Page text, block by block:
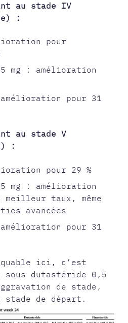
au stade IV
:
pour
mg : amélioration
pour 31
au stade V
:
pour 29 %
mg : amélioration
taux, même
avancées
pour 31
ici, c’est
sous dutastéride 0,5
de stade,
de départ.